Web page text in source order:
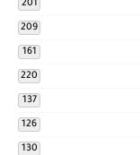
201
209
161
220
137
126
130